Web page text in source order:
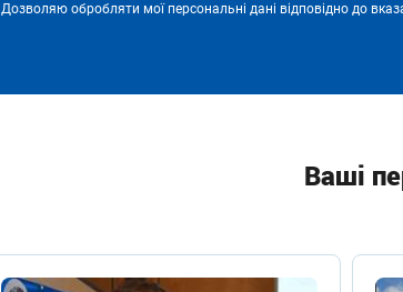
Дозволяю обробляти мої персональні дані відповідно до
Ваші